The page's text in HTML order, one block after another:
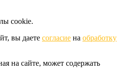
cookie.
вы даете согласие на обработку
на сайте, может содержать